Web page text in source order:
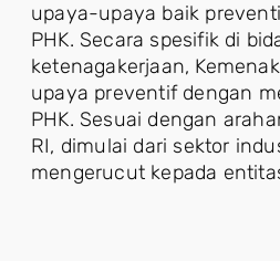
upaya-upaya baik
PHK. Secara spesifik di
ketenagakerjaan,
upaya preventif dengan
PHK. Sesuai dengan
RI, dimulai dari sektor
mengerucut kepada